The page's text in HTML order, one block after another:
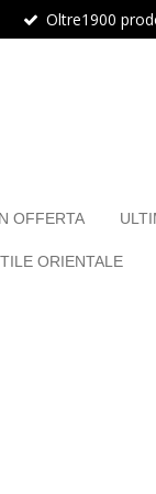
Oltre1900
OFFERTA
ORIENTALE